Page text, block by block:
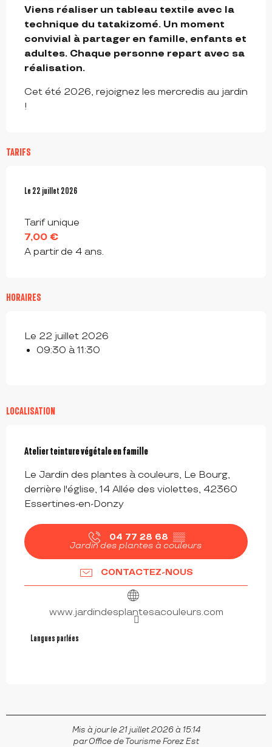
Viens réaliser un tableau textile avec la
technique du tatakizomé. Un moment
convivial à partager en famille, enfants et
adultes. Chaque personne repart avec sa
réalisation.
Cet été 2026, rejoignez les mercredis au jardin
!
TARIFS
Le 22 juillet 2026
Le 22 juillet 2026
Tarif unique
7,00 €
A partir de 4 ans.
HORAIRES
Le 22 juillet 2026
09:30 à 11:30
LOCALISATION
Atelier teinture végétale en famille
Le Jardin des plantes à couleurs, Le Bourg,
derrière l'église, 14 Allée des violettes, 42360
Essertines-en-Donzy
04 77 28 68 ▒▒
Jardin des plantes à couleurs
CONTACTEZ-NOUS
www.jardindesplantesacouleurs.com
Langues parlées
Langues parlées
Mis à jour le 21 juillet 2026 à 15:14
par Office de Tourisme Forez Est